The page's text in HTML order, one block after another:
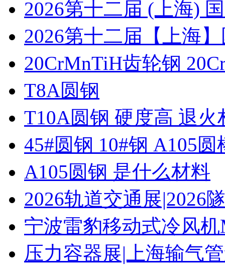
2026第十二届 (上海)
2026第十二届【上海
20CrMnTiH齿轮钢
T8A圆钢
T10A圆钢 硬度高 退火
45#圆钢 10#钢 A105圆
A105圆钢 是什么材料
2026轨道交通展|2026
宁波雷豹移动式冷风
压力容器展|上海输气